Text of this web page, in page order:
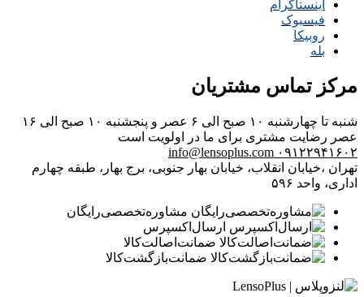
اینستاگرام
فیسبوک
روبیکا
بله
مرکز تماس مشتریان
شنبه تا چهارشنبه ۱۰ صبح الی ۶ عصر و پنجشنبه ۱۰ صبح الی ۱۶
عصر رضایت مشتری برای ما در اولویت است
۰۹۱۲۲۹۴۱۶۰۲ info@lensoplus.com
تهران ،خیابان انقلاب، خیابان بهار جنوبی، برج بهار، طبقه چهارم
اداری، واحد ۵۹۶
مشاوره‌تخصصی‌رایگان
ارسال‌اکسپرس
ضمانت‌اصالت‌کالا
ضمانت‌بازگشت‌کالا